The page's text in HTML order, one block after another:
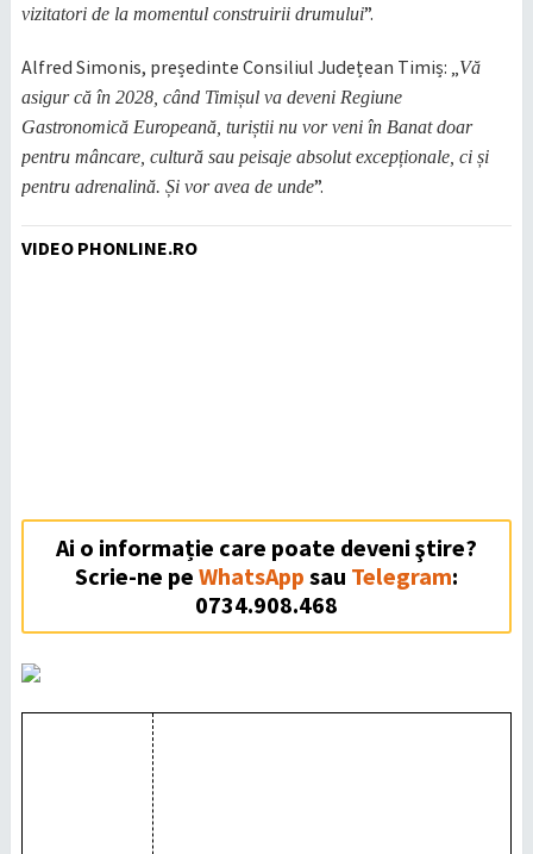
vizitatori de la momentul construirii drumului”.
Alfred Simonis, președinte Consiliul Județean Timiș: „Vă
asigur că în 2028, când Timișul va deveni Regiune
Gastronomică Europeană, turiștii nu vor veni în Banat doar
pentru mâncare, cultură sau peisaje absolut excepționale, ci și
pentru adrenalină. Și vor avea de unde”.
VIDEO PHONLINE.RO
Ai o informație care poate deveni ştire?
Scrie-ne pe WhatsApp sau Telegram:
0734.908.468